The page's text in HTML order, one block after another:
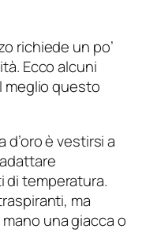
richiede un po’
Ecco alcuni
meglio questo
d’oro è vestirsi a
di temperatura.
ma
una giacca o